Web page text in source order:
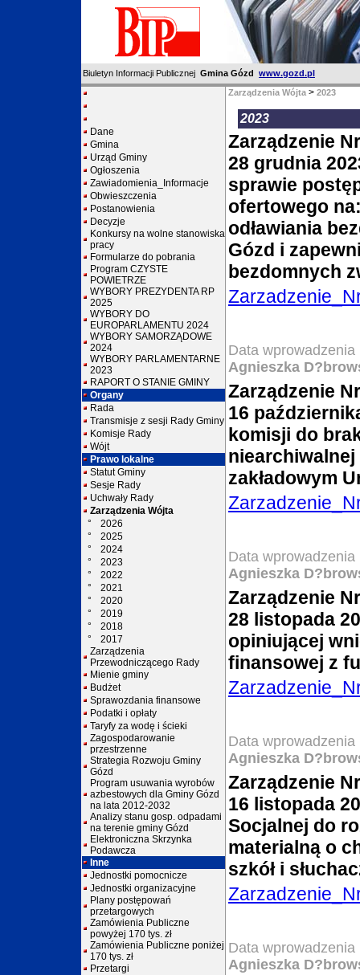
Biuletyn Informacji Publicznej Gmina Gózd www.gozd.pl
Dane
Gmina
Urząd Gminy
Ogłoszenia
Zawiadomienia_Informacje
Obwieszczenia
Postanowienia
Decyzje
Konkursy na wolne stanowiska
pracy
Formularze do pobrania
Program CZYSTE
POWIETRZE
WYBORY PREZYDENTA RP
2025
WYBORY DO
EUROPARLAMENTU 2024
WYBORY SAMORZĄDOWE
2024
WYBORY PARLAMENTARNE
2023
RAPORT O STANIE GMINY
Organy
Rada
Transmisje z sesji Rady Gminy
Komisje Rady
Wójt
Prawo lokalne
Statut Gminy
Sesje Rady
Uchwały Rady
Zarządzenia Wójta
°
2026
°
2025
°
2024
°
2023
°
2022
°
2021
°
2020
°
2019
°
2018
°
2017
Zarządzenia
Przewodniczącego Rady
Mienie gminy
Budżet
Sprawozdania finansowe
Podatki i opłaty
Taryfy za wodę i ścieki
Zagospodarowanie
przestrzenne
Strategia Rozwoju Gminy
Gózd
Program usuwania wyrobów
azbestowych dla Gminy Gózd
na lata 2012-2032
Analizy stanu gosp. odpadami
na terenie gminy Gózd
Elektroniczna Skrzynka
Podawcza
Inne
Jednostki pomocnicze
Jednostki organizacyjne
Plany postępowań
przetargowych
Zamówienia Publiczne
powyżej 170 tys. zł
Zamówienia Publiczne poniżej
170 tys. zł
Przetargi
Zarządzenia Wójta > 2023
2023
Zarządzenie
28 grudnia
sprawie
ofertowego
odławiania
Gózd i
bezdomnych
Data
Agnieszka
Zarządzenie
16
komisji do
zakładowym
Data
Agnieszka
Zarządzenie
28 listopada
opiniującej
finansowej z
Data
Agnieszka
Zarządzenie
16 listopada
Socjalnej do
materialną o
szkół i
Data
Agnieszka